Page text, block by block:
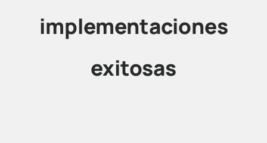
implementaciones
exitosas